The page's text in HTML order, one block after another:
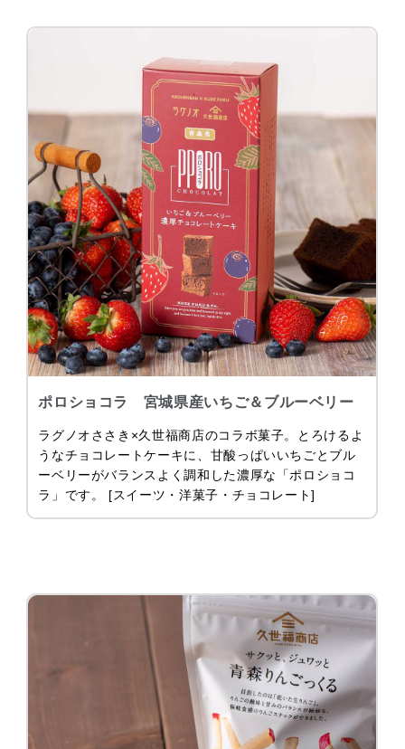
ポロショコラ 宮城県産いちご＆ブルーベリー
ラグノオささき×久世福商店のコラボ菓子。とろけるよ
うなチョコレートケーキに、甘酸っぱいいちごとブル
ーベリーがバランスよく調和した濃厚な「ポロショコ
ラ」です。 [スイーツ・洋菓子・チョコレート]